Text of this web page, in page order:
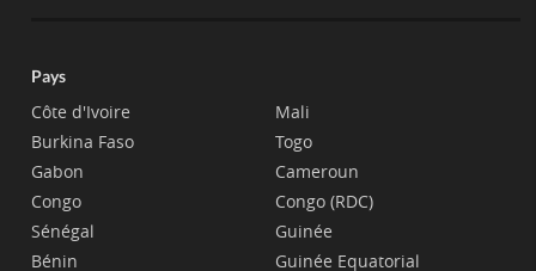
Pays
Côte d'Ivoire
Burkina Faso
Gabon
Congo
Sénégal
Bénin
Mali
Togo
Cameroun
Congo (RDC)
Guinée
Guinée Equatorial